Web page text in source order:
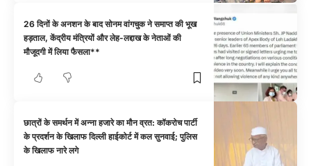
26 दिनों के अनशन के बाद सोनम वांगचुक ने समाप्त की भूख
हड़ताल, केंद्रीय मंत्रियों और लेह-लद्दाख के नेताओं की
मौजूदगी में लिया फैसला**
छात्रों के समर्थन में अन्ना हजारे का मौन व्रत: कॉकरोच पार्टी
के प्रदर्शन के खिलाफ दिल्ली हाईकोर्ट में कल सुनवाई; पुलिस
के खिलाफ नारे लगे